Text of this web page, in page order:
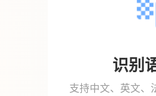
识别
支持中文、英文、